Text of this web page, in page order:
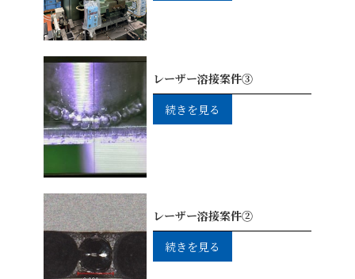
レーザー溶接案件③
続きを見る
レーザー溶接案件②
続きを見る